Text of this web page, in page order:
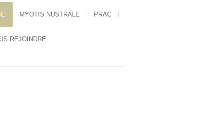
MYOTIS NUSTRALE PRAC
REJOINDRE